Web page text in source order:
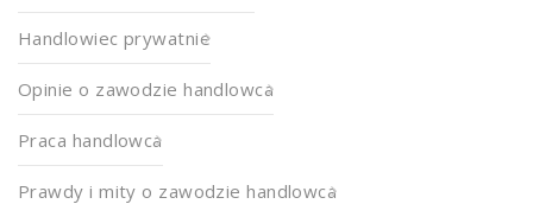
Handlowiec prywatnie
Opinie o zawodzie handlowca
Praca handlowca
Prawdy i mity o zawodzie handlowca